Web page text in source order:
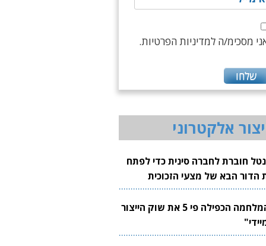
מסכימ/ה למדיניות הפרטיות.
אלקטרוני
חוברת לחברה סינית כדי לפתח
הדור הבא של מצעי הזכוכית
"המלחמה הכפילה פי 5 את שוק הייצור